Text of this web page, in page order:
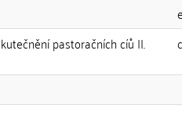
pastoračních cíů II.